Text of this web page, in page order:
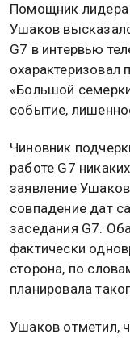
Помощник
Ушаков
G7 в интервью
«Большой
событие,
Чиновник
работе G7
заявление
совпадение дат
заседания G7.
фактически
сторона, по
планировала
Ушаков отметил,